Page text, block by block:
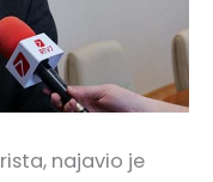
najavio je